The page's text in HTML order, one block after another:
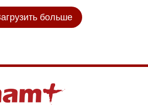
больше